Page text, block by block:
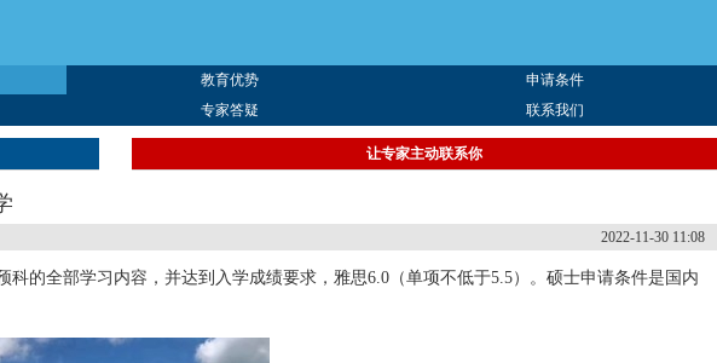
教育优势
申请条件
专家答疑 联系我们
让专家主动联系你
2022-11-30 11:08
的全部学习内容，并达到入学成绩要求，雅思6.0（单项不低于5.5）。硕士申请条件是国内